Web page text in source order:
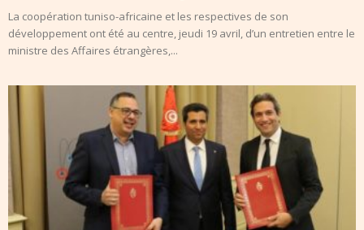
La coopération tuniso-africaine et les respectives de son
développement ont été au centre, jeudi 19 avril, d’un entretien entre le
ministre des Affaires étrangères,...